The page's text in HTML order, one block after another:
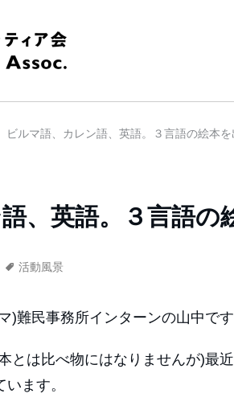
ビルマ語、カレン語、英語。３言語の絵本を
、英語。３言語の
活動風景
)難民事務所インターンの山中です
とは比べ物にはなりませんが)最
ます。